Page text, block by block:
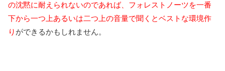
の沈黙に耐えられないのであれば、フォレストノーツを一番
下から一つ上あるいは二つ上の音量で聞くとベストな環境作
り ができるかもしれません。